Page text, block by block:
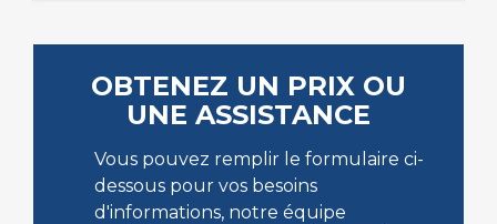
OBTENEZ UN PRIX OU
UNE ASSISTANCE
Vous pouvez remplir le formulaire ci-
dessous pour vos besoins
d'informations, notre équipe